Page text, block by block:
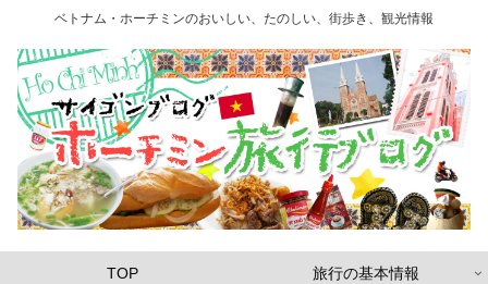
ベトナム・ホーチミンのおいしい、たのしい、街歩き、観光情報
TOP 旅行の基本情報